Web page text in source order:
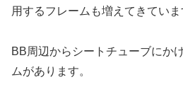
用するフレームも増えてきていま
BB周辺からシートチューブにか
ムがあります。